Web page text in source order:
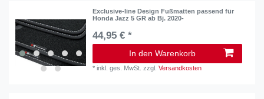
Exclusive-line Design Fußmatten passend für
Honda Jazz 5 GR ab Bj. 2020-
44,95 € *
In den Warenkorb
*inkl. ges. MwSt. zzgl.Versandkosten